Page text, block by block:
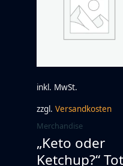
inkl. MwSt.
zzgl. Versandkosten
Merchandise
„Keto oder
Ketchup?“